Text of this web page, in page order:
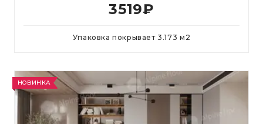
3519₽
Упаковка покрывает3.173 м 2
НОВИНКА